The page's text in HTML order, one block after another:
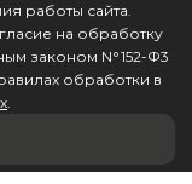
работы сайта.
на обработку
законом N°152-Ф3
обработки в
.
туда-